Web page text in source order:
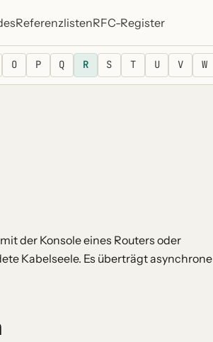
ReferenzlistenRFC-Register
O P Q R S T U V W
der Konsole eines Routers oder
Kabelseele. Es überträgt asynchrone